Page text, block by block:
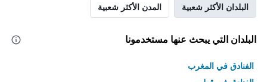
البلدان الأكثر شعبية المدن الأكثر شعبية
البلدان التي يبحث عنها مستخدمونا
الفنادق في المغرب